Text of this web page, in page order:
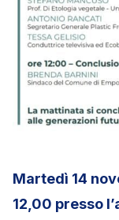
Martedì 14
12,00 presso